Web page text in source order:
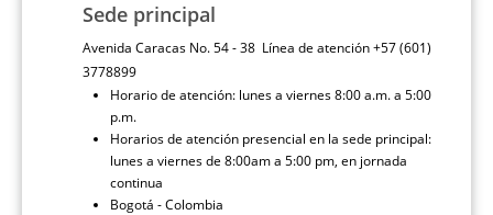
Sede principal
Avenida Caracas No. 54 - 38 Línea de atención +57 (601)
3778899
Horario de atención: lunes a viernes 8:00 a.m. a 5:00
p.m.
Horarios de atención presencial en la sede principal:
lunes a viernes de 8:00am a 5:00 pm, en jornada
continua
Bogotá - Colombia